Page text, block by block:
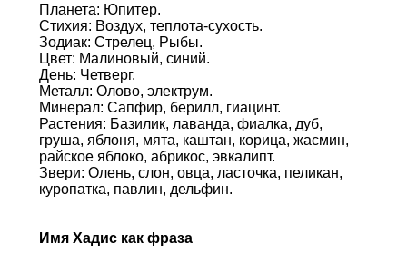
Планета: Юпитер.
Стихия: Воздух, теплота-сухость.
Зодиак: Стрелец, Рыбы.
Цвет: Малиновый, синий.
День: Четверг.
Металл: Олово, электрум.
Минерал: Сапфир, берилл, гиацинт.
Растения: Базилик, лаванда, фиалка, дуб,
груша, яблоня, мята, каштан, корица, жасмин,
райское яблоко, абрикос, эвкалипт.
Звери: Олень, слон, овца, ласточка, пеликан,
куропатка, павлин, дельфин.
Имя Хадис как фраза